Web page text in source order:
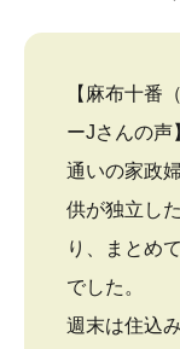
【麻布十番
ーJさんの声
通いの家政
供が独立し
り、まとめ
でした。
週末は住込